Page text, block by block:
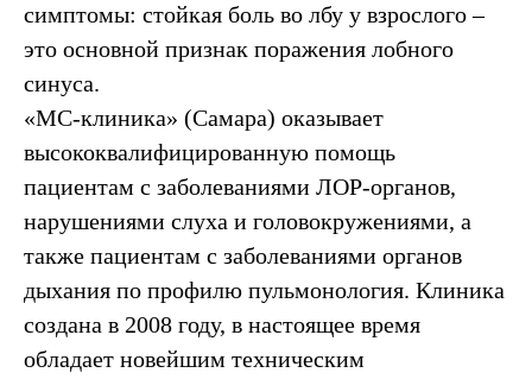
симптомы: стойкая боль во лбу у взрослого –
это основной признак поражения лобного
синуса.
«МС-клиника» (Самара) оказывает
высококвалифицированную помощь
пациентам с заболеваниями ЛОР-органов,
нарушениями слуха и головокружениями, а
также пациентам с заболеваниями органов
дыхания по профилю пульмонология. Клиника
создана в 2008 году, в настоящее время
обладает новейшим техническим